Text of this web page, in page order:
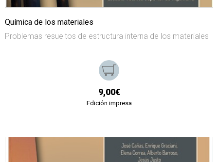
Química de los materiales
Problemas resueltos de estructura interna de los materiales
9,00€
Edición impresa